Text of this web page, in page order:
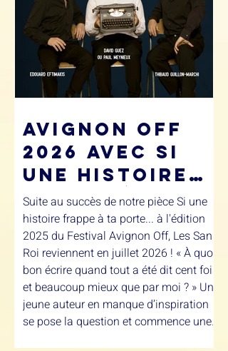
Avignon Off
2026 avec Si
une histoire
frappe à ta
porte...
Suite au succès de notre pièce Si une
histoire frappe à ta porte... à l'édition
2025 du Festival Avignon Off, Les Sans
Roi reviennent en juillet 2026 ! « À quoi
bon écrire quand tout a été dit cent fois
et beaucoup mieux que par moi ? » Un
jeune auteur en manque d’inspiration
se pose la question et commence une